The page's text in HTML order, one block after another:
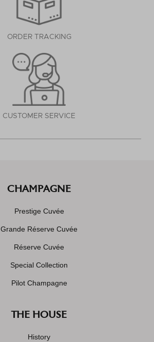
ORDER TRACKING
CUSTOMER SERVICE
CHAMPAGNE
Prestige Cuvée
Grande Réserve Cuvée
Réserve Cuvée
Special Collection
Pilot Champagne
THE HOUSE
History